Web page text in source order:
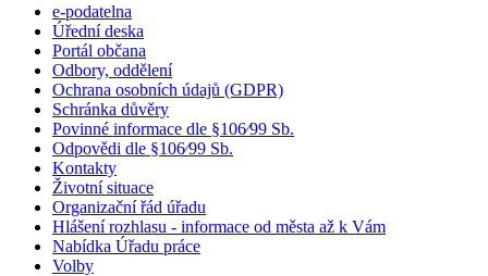
e-podatelna
Úřední deska
Portál občana
Odbory, oddělení
Ochrana osobních údajů (GDPR)
Schránka důvěry
Povinné informace dle §106⁄99 Sb.
Odpovědi dle §106⁄99 Sb.
Kontakty
Životní situace
Organizační řád úřadu
Hlášení rozhlasu - informace od města až k Vám
Nabídka Úřadu práce
Volby